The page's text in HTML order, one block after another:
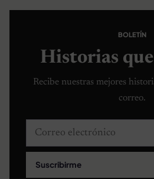
BOLETÍN
Historias
Recibe nuestras mejores
correo.
Correo electrónico
Suscribirme